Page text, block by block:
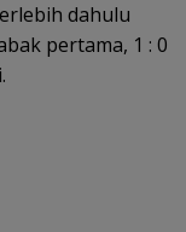
dahulu
pertama, 1 : 0